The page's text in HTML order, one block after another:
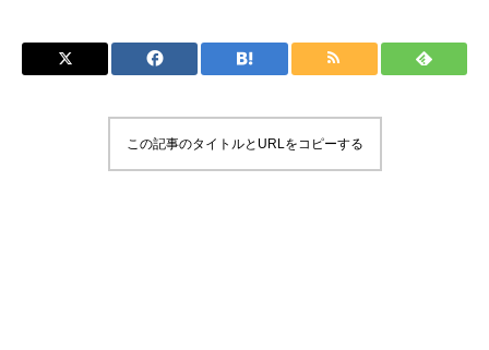
この記事のタイトルとURLをコピーする